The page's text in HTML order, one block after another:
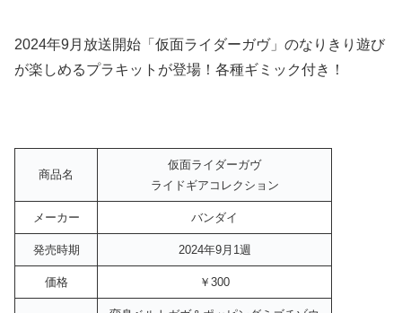
2024年9月放送開始「仮面ライダーガヴ」のなりきり遊び
が楽しめるプラキットが登場！各種ギミック付き！
商品名
仮面ライダーガヴ
ライドギアコレクション
メーカー バンダイ
発売時期 2024年9月1週
価格 ￥300